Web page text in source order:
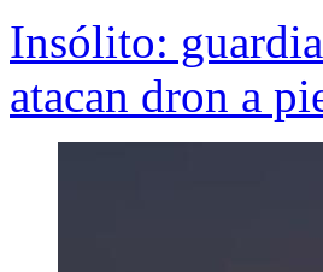
Insólito:
atacan dron a